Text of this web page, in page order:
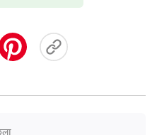
हैं, परमेश्वर हमारी
प्रदान करेंगे, और हमें हर